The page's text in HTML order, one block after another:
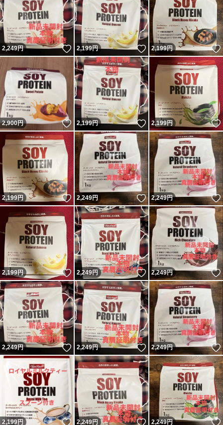
2,249円 いいね！
2,199円 いいね！
2,199円
2,900円 いいね！
2,199円 いいね！
2,199円
2,199円 いいね！
2,249円 いいね！
2,249円
2,199円 いいね！
2,249円 いいね！
2,249円
2,249円 いいね！
2,249円 いいね！
2,249円
2,199円 いいね！
2,249円 いいね！
2,249円